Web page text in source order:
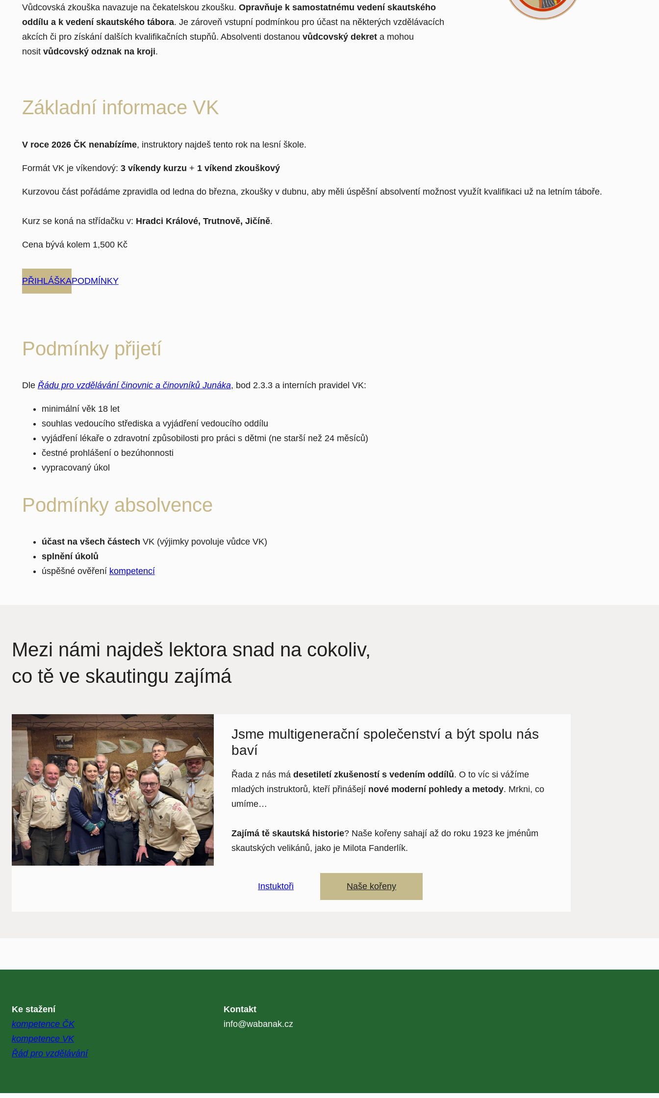
Vůdcovská zkouška navazuje na čekatelskou zkoušku. Opravňuje k samostatnému vedení skautského
oddílu a k vedení skautského tábora. Je zároveň vstupní podmínkou pro účast na některých vzdělávacích
akcích či pro získání dalších kvalifikačních stupňů. Absolventi dostanou vůdcovský dekreta mohou
nosit vůdcovský odznak na kroji.
Základní informace VK
V roce 2026 ČK nenabízíme, instruktory najdeš tento rok na lesní škole.
Formát VK je víkendový: 3 víkendy kurzu + 1 víkend zkouškový
Kurzovou část pořádáme zpravidla od ledna do března, zkoušky v dubnu, aby měli úspěšní absolventí možnost využít kvalifikaci už na letním táboře.
Kurz se koná na střídačku v: Hradci Králové, Trutnově, Jičíně.
Cena bývá kolem 1,500 Kč
PŘIHLÁŠKAPODMÍNKY
Podmínky přijetí
Dle Řádu pro vzdělávání činovnic a činovníků Junáka, bod 2.3.3 a interních pravidel VK:
minimální věk 18 let
souhlas vedoucího střediska a vyjádření vedoucího oddílu
vyjádření lékaře o zdravotní způsobilosti pro práci s dětmi (ne starší než 24 měsíců)
čestné prohlášení o bezúhonnosti
vypracovaný úkol
Podmínky absolvence
účast na všech částech VK (výjimky povoluje vůdce VK)
splnění úkolů
úspěšné ověření kompetencí
Mezi námi najdeš lektora snad na cokoliv,
co tě ve skautingu zajímá
Jsme multigenerační společenství a být spolu nás
baví
Řada z nás mádesetiletí zkušeností s vedením oddílů. O to víc si vážíme
mladých instruktorů, kteří přinášejí nové moderní pohledy a metody. Mrkni, co
umíme…
Zajímá tě skautská historie? Naše kořeny sahají až do roku 1923 ke jménům
skautských velikánů, jako je Milota Fanderlík.
Instuktoři Naše kořeny
Ke stažení
kompetence ČK
kompetence VK
Řád pro vzdělávání
Kontakt
info@wabanak.cz